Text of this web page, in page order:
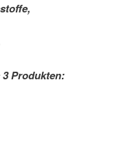
3 Produkten: